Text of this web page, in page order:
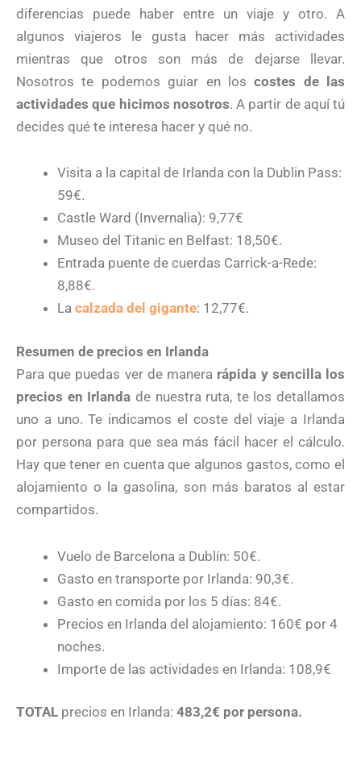
diferencias puede haber entre un viaje y otro. A
algunos viajeros le gusta hacer más actividades
mientras que otros son más de dejarse llevar.
Nosotros te podemos guiar en loscostes de las
actividades que hicimos nosotros. A partir de aquí tú
decides qué te interesa hacer y qué no.
Visita a la capital de Irlanda con la Dublin Pass:
59€.
Castle Ward (Invernalia): 9,77€
Museo del Titanic en Belfast: 18,50€.
Entrada puente de cuerdas Carrick-a-Rede:
8,88€.
La calzada del gigante: 12,77€.
Resumen de precios en Irlanda
Para que puedas ver de manera rápida y sencilla los
precios en Irlanda de nuestra ruta, te los detallamos
uno a uno. Te indicamos el coste del viaje a Irlanda
por persona para que sea más fácil hacer el cálculo.
Hay que tener en cuenta que algunos gastos, como el
alojamiento o la gasolina, son más baratos al estar
compartidos.
Vuelo de Barcelona a Dublín: 50€.
Gasto en transporte por Irlanda: 90,3€.
Gasto en comida por los 5 días: 84€.
Precios en Irlanda del alojamiento: 160€ por 4
noches.
Importe de las actividades en Irlanda: 108,9€
TOTAL precios en Irlanda: 483,2€ por persona.